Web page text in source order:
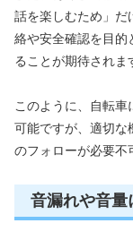
話を楽しむため」だ
絡や安全確認を目的
ることが期待されま
このように、自転
可能ですが、適切な
のフォローが必要不
音漏れや音量